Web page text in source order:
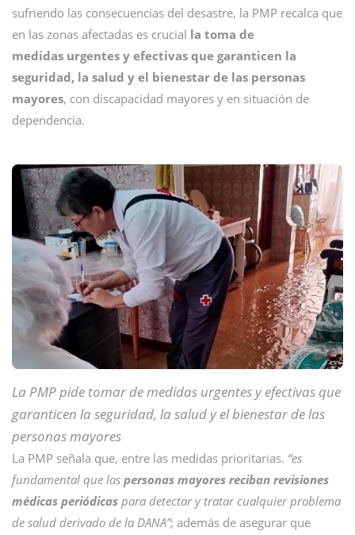
sufriendo las consecuencias del desastre, la PMP recalca que
en las zonas afectadas es crucial la toma de
medidas urgentes y efectivas que garanticen la
seguridad, la salud y el bienestar de las personas
mayores, con discapacidad mayores y en situación de
dependencia.
La PMP pide tomar de medidas urgentes y efectivas que
garanticen la seguridad, la salud y el bienestar de las
personas mayores
La PMP señala que, entre las medidas prioritarias. “es
fundamental que las personas mayores reciban revisiones
médicas periódicas para detectar y tratar cualquier problema
de salud derivado de la DANA”; además de asegurar que